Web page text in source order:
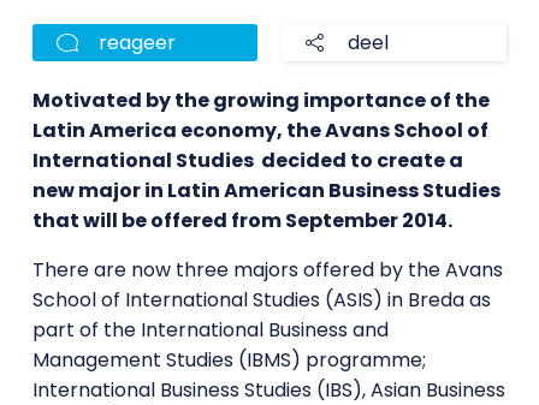
reageer deel
Motivated by the growing importance of the
Latin America economy, the Avans School of
International Studies decided to create a
new major in Latin American Business Studies
that will be offered from September 2014.
There are now three majors offered by the Avans
School of International Studies (ASIS) in Breda as
part of the International Business and
Management Studies (IBMS) programme;
International Business Studies (IBS), Asian Business